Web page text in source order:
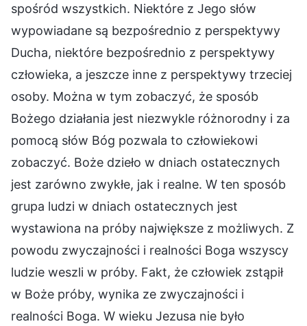
spośród wszystkich. Niektóre z Jego słów
wypowiadane są bezpośrednio z perspektywy
Ducha, niektóre bezpośrednio z perspektywy
człowieka, a jeszcze inne z perspektywy trzeciej
osoby. Można w tym zobaczyć, że sposób
Bożego działania jest niezwykle różnorodny i za
pomocą słów Bóg pozwala to człowiekowi
zobaczyć. Boże dzieło w dniach ostatecznych
jest zarówno zwykłe, jak i realne. W ten sposób
grupa ludzi w dniach ostatecznych jest
wystawiona na próby największe z możliwych. Z
powodu zwyczajności i realności Boga wszyscy
ludzie weszli w próby. Fakt, że człowiek zstąpił
w Boże próby, wynika ze zwyczajności i
realności Boga. W wieku Jezusa nie było